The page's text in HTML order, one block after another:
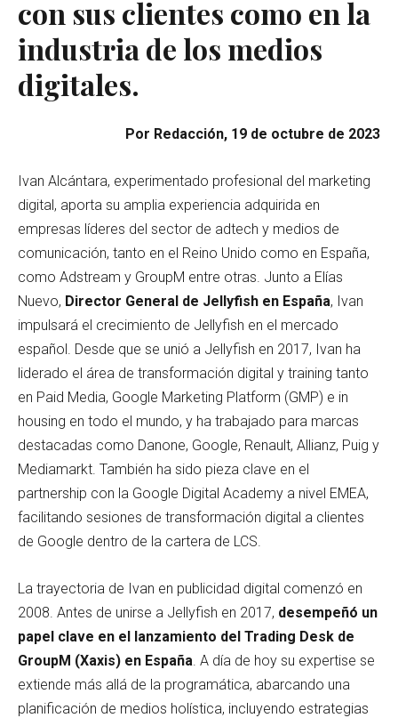
con sus clientes como en la
industria de los medios
digitales.
Por Redacción, 19 de octubre de 2023
Ivan Alcántara, experimentado profesional del marketing
digital, aporta su amplia experiencia adquirida en
empresas líderes del sector de adtech y medios de
comunicación, tanto en el Reino Unido como en España,
como Adstream y GroupM entre otras. Junto a Elías
Nuevo, Director General de Jellyfish en España, Ivan
impulsará el crecimiento de Jellyfish en el mercado
español. Desde que se unió a Jellyfish en 2017, Ivan ha
liderado el área de transformación digital y training tanto
en Paid Media, Google Marketing Platform (GMP) e in
housing en todo el mundo, y ha trabajado para marcas
destacadas como Danone, Google, Renault, Allianz, Puig y
Mediamarkt. También ha sido pieza clave en el
partnership con la Google Digital Academy a nivel EMEA,
facilitando sesiones de transformación digital a clientes
de Google dentro de la cartera de LCS.
La trayectoria de Ivan en publicidad digital comenzó en
2008. Antes de unirse a Jellyfish en 2017, desempeñó un
papel clave en el lanzamiento del Trading Desk de
GroupM (Xaxis) en España . A día de hoy su expertise se
extiende más allá de la programática, abarcando una
planificación de medios holística, incluyendo estrategias